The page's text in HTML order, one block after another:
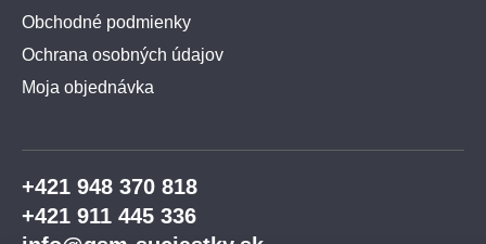
Obchodné podmienky
Ochrana osobných údajov
Moja objednávka
+421 948 370 818
+421 911 445 336